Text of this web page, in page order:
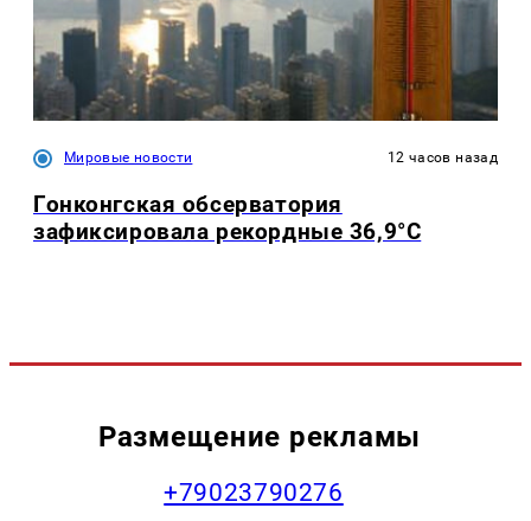
Мировые новости 12 часов назад
Гонконгская обсерватория
зафиксировала рекордные 36,9°C
Размещение рекламы
+79023790276